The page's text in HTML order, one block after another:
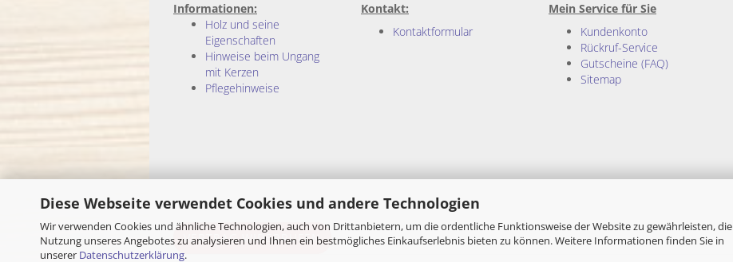
Diese Webseite verwendet Cookies und andere Technologien
Wir verwenden Cookies und ähnliche Technologien, auch von Drittanbietern, um die ordentliche Funktionsweise der Website zu gewährleisten, die
Nutzung unseres Angebotes zu analysieren und Ihnen ein bestmögliches Einkaufserlebnis bieten zu können. Weitere Informationen finden Sie in
unserer Datenschutzerklärung.
Informationen:
Holz und seine
Eigenschaften
Hinweise beim Ungang
mit Kerzen
Pflegehinweise
Kontakt:
Kontaktformular
Mein Service für Sie
Kundenkonto
Rückruf-Service
Gutscheine (FAQ)
Sitemap
VERTRAG WIDERRUFEN